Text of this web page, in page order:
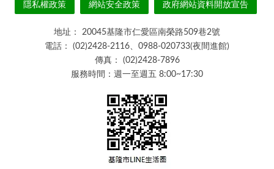
隱私權政策 網站安全政策 政府網站資料開放宣告
地址：
20045基隆市仁愛區南榮路509巷2號
電話：
(02)2428-2116、0988-020733(夜間進館)
傳真：
(02)2428-7896
服務時間：週一至週五 8:00~17:30